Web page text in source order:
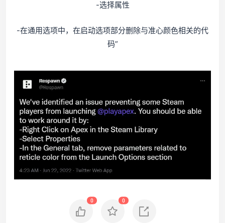
-选择属性
-在通用选项中，在启动选项部分删除与准心颜色相关的代
码”
0 0